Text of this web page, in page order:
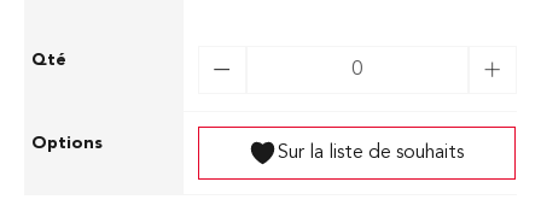
Sur la liste de souhaits